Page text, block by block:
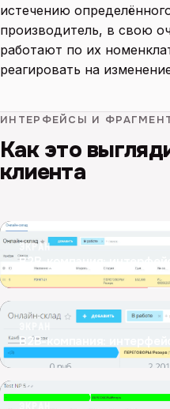
истечению
производитель, в свою
работают по их
реагировать на
ИНТЕРФЕЙСЫ И
Как это
клиента
ЭКРАН
B2B-компания: интерфейс
B2B-компания: интерфейс